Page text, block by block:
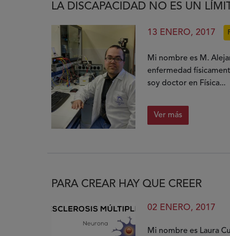
para
sector
LA DISCAPACIDAD NO ES UN
13 ENERO, 2017
Mi nombre es M.
enfermedad
soy doctor en Física...
Ver más
sobre
un
PARA CREAR HAY QUE CREER
02 ENERO, 2017
Mi nombre es Laura